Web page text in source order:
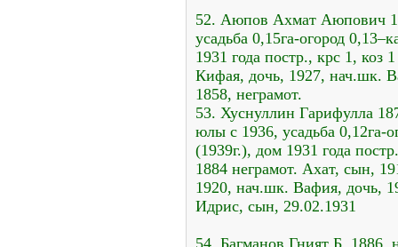
52. Аюпов Ахмат Аюпович
усадьба 0,15га-огород
1931 года постр., крс 1,
Кифая, дочь, 1927, нач.шк.
1858, неграмот.
53. Хуснуллин Гарифулла
юлы с 1936, усадьба 0,12га-
(1939г.), дом 1931 года
1884 неграмот. Ахат, сын,
1920, нач.шк. Вафия, дочь,
Идрис, сын, 29.02.1931
54. Багманов Гният Б. 1886,